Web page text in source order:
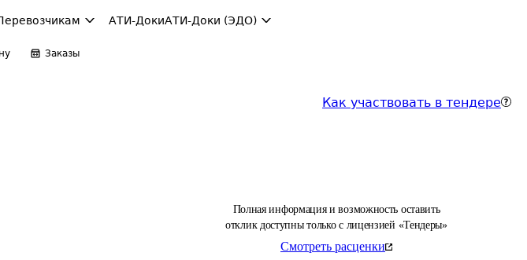
АТИ-ДокиАТИ-Доки (ЭДО)
Заказы
Как участвовать в тендере
Полная информация и возможность оставить
отклик доступны только с лицензией «Тендеры»
Смотреть расценки